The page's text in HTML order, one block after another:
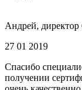
Андрей,
27 01 2019
Спасибо
получении